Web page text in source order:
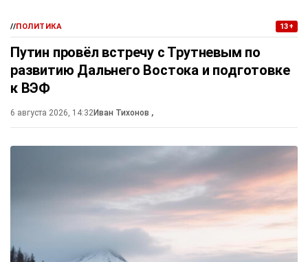
//ПОЛИТИКА 13+
Путин провёл встречу с Трутневым по
развитию Дальнего Востока и подготовке
к ВЭФ
6 августа 2026, 14:32Иван Тихонов ,